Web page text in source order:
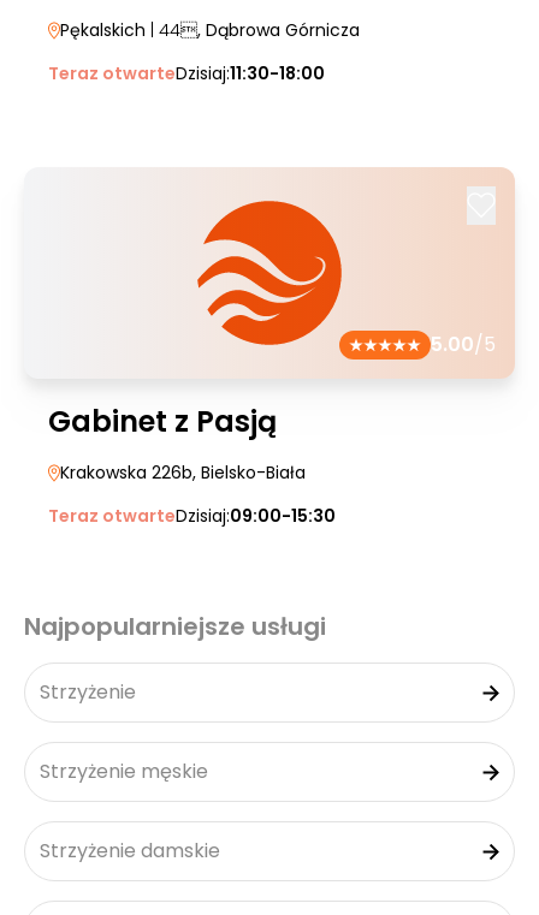
Pękalskich | 44, Dąbrowa Górnicza
Teraz otwarteDzisiaj:11:30-18:00
5.00/5
Gabinet z Pasją
Krakowska 226b, Bielsko-Biała
Teraz otwarteDzisiaj:09:00-15:30
Najpopularniejsze usługi
Strzyżenie
Strzyżenie męskie
Strzyżenie damskie